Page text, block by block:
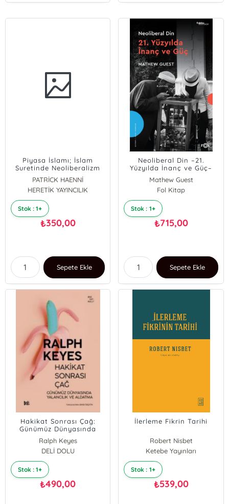
Piyasa İslamı; İslam
Suretinde Neoliberalizm
PATRİCK HAENNİ
HERETİK YAYINCILIK
Stok : 1+
₺350,00
Sepete Ekle
Neoliberal Din –21.
Yüzyılda İnanç ve Güç–
Mathew Guest
Fol Kitap
Stok : 1+
₺715,00
Sepete Ekle
Hakikat Sonrası Çağ:
Günümüz Dünyasında
Yalancılık Ve Aldatma
Ralph Keyes
DELİ DOLU
Stok : 1+
₺490,00
İlerleme Fikrin Tarihi
Robert Nisbet
Ketebe Yayınları
Stok : 1+
₺539,00